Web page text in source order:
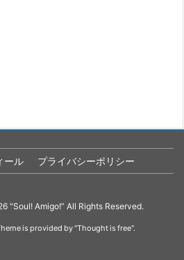
ール プライバシーポリシー
"Soul! Amigo!” All Rights Reserved.
is provided by "Thought is free".